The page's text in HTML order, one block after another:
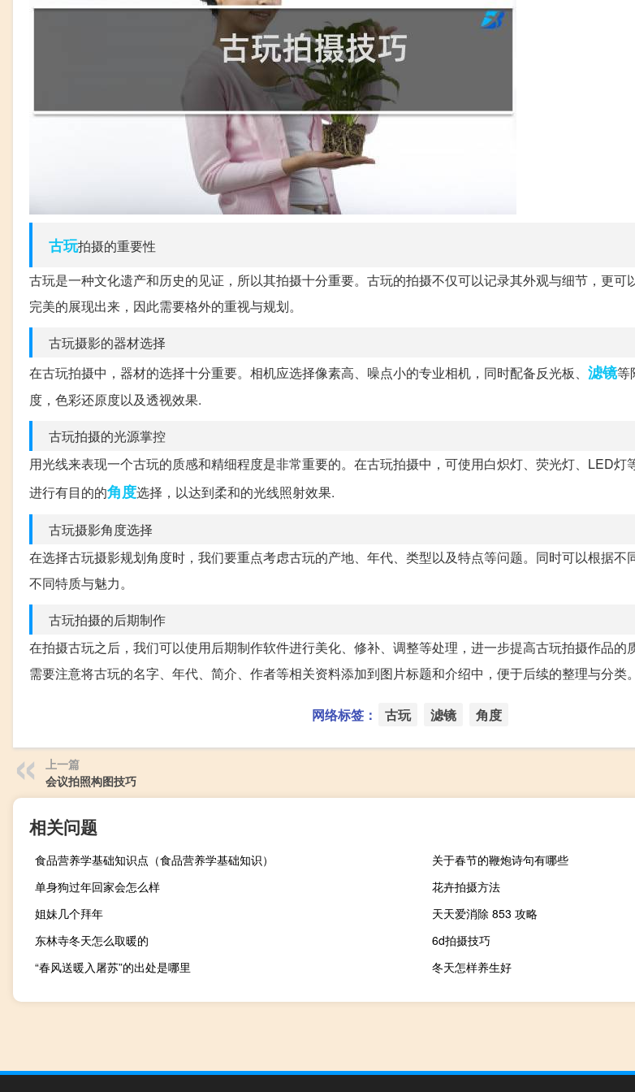
古玩拍摄的重要性
古玩是一种文化遗产和历史的见证，所以其拍摄十分重要。古玩的拍摄不仅可以记录其外观与细节，更可
完美的展现出来，因此需要格外的重视与规划。
古玩摄影的器材选择
在古玩拍摄中，器材的选择十分重要。相机应选择像素高、噪点小的专业相机，同时配备反光板、 滤镜等
度，色彩还原度以及透视效果.
古玩拍摄的光源掌控
用光线来表现一个古玩的质感和精细程度是非常重要的。在古玩拍摄中，可使用白炽灯、荧光灯、LED灯
进行有目的的角度选择，以达到柔和的光线照射效果.
古玩摄影角度选择
在选择古玩摄影规划角度时，我们要重点考虑古玩的产地、年代、类型以及特点等问题。同时可以根据不
不同特质与魅力。
古玩拍摄的后期制作
在拍摄古玩之后，我们可以使用后期制作软件进行美化、修补、调整等处理，进一步提高古玩拍摄作品的
需要注意将古玩的名字、年代、简介、作者等相关资料添加到图片标题和介绍中，便于后续的整理与分类。
网络标签： 古玩 滤镜 角度
上一篇
会议拍照构图技巧
相关问题
食品营养学基础知识点（食品营养学基础知识）
关于春节的鞭炮诗句有哪些
单身狗过年回家会怎么样
花卉拍摄方法
姐妹几个拜年
天天爱消除 853 攻略
东林寺冬天怎么取暖的
6d拍摄技巧
“春风送暖入屠苏”的出处是哪里
冬天怎样养生好